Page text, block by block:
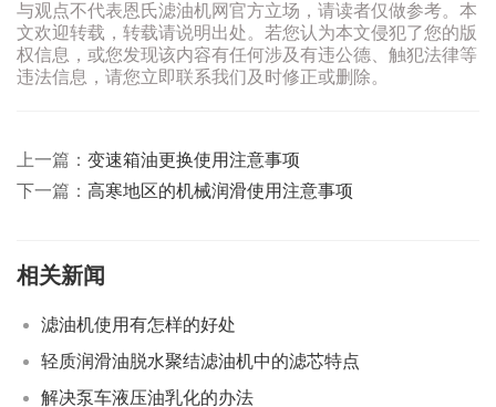
与观点不代表恩氏滤油机网官方立场，请读者仅做参考。本
文欢迎转载，转载请说明出处。若您认为本文侵犯了您的版
权信息，或您发现该内容有任何涉及有违公德、触犯法律等
违法信息，请您立即联系我们及时修正或删除。
上一篇： 变速箱油更换使用注意事项
下一篇： 高寒地区的机械润滑使用注意事项
相关新闻
滤油机使用有怎样的好处
轻质润滑油脱水聚结滤油机中的滤芯特点
解决泵车液压油乳化的办法